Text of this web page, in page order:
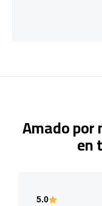
Amado por
en
5.0